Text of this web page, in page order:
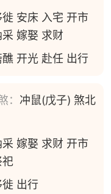
安床 入宅 开市
嫁娶 求财
开光 赴任 出行
： 冲鼠(戊子) 煞北
嫁娶 求财 开市
祀
出行